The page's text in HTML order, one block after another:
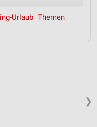
Urlaub" Themen
❯